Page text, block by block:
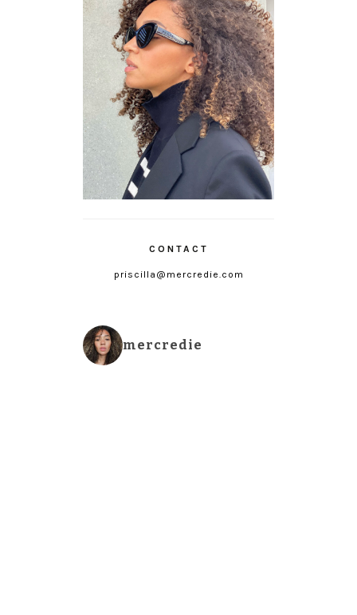
CONTACT
priscilla@mercredie.com
mercredie